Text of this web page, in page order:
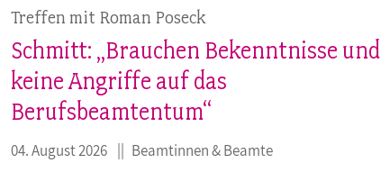
Treffen mit Roman Poseck
Schmitt: „Brauchen Bekenntnisse und
keine Angriffe auf das
Berufsbeamtentum“
04. August 2026 Beamtinnen & Beamte